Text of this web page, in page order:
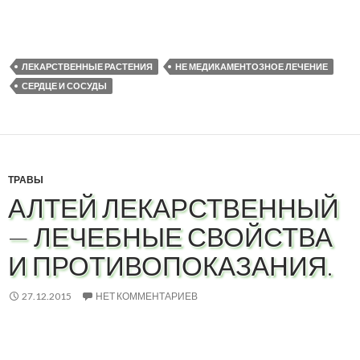
ЛЕКАРСТВЕННЫЕ РАСТЕНИЯ
НЕ МЕДИКАМЕНТОЗНОЕ ЛЕЧЕНИЕ
СЕРДЦЕ И СОСУДЫ
ТРАВЫ
АЛТЕЙ ЛЕКАРСТВЕННЫЙ
— ЛЕЧЕБНЫЕ СВОЙСТВА
И ПРОТИВОПОКАЗАНИЯ.
27.12.2015 НЕТ КОММЕНТАРИЕВ